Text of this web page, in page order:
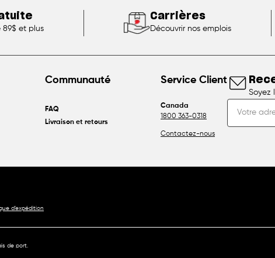
89$ et plus
Carrières
Découvrir nos emplois
Communauté
FAQ
Livraison et retours
Service Client
Canada
1800 363-0318
Contactez-nous
Soyez
d’expédition
de port.